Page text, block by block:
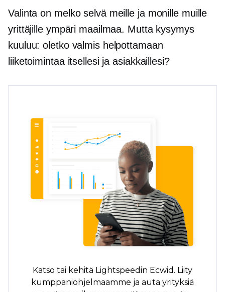
Valinta on melko selvä meille ja monille muille
yrittäjille ympäri maailmaa. Mutta kysymys
kuuluu: oletko valmis helpottamaan
liiketoimintaa itsellesi ja asiakkaillesi?
Katso tai kehitä Lightspeedin Ecwid. Liity
kumppaniohjelmaamme ja auta yrityksiä